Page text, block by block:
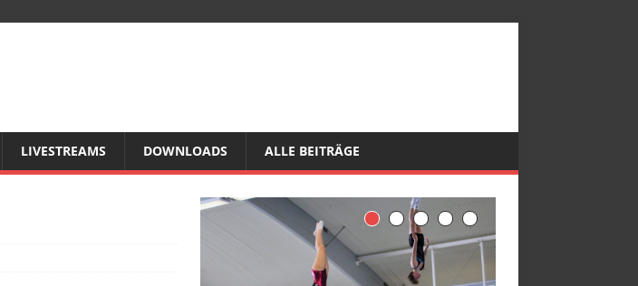
LIVESTREAMS DOWNLOADS ALLE BEITRÄGE